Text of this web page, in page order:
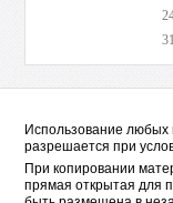
31
Использование
разрешается при
При копировании
прямая открытая для